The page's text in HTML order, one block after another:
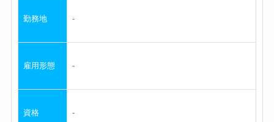
勤務地 -
雇用形態 -
資格 -